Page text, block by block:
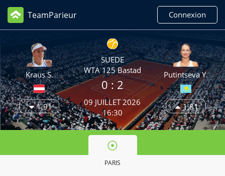
TeamParieur Connexion
Kraus S.
1,91
SUEDE
WTA 125 Bastad
0 :2
09 JUILLET 2026
16:30
Putintseva Y.
1,81
PARIS